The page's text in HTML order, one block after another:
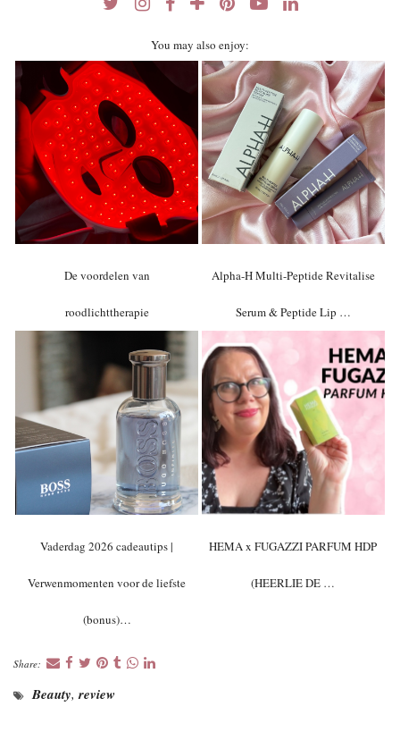
You may also enjoy:
De voordelen van
roodlichttherapie
Alpha-H Multi-Peptide Revitalise
Serum & Peptide Lip …
Vaderdag 2026 cadeautips |
Verwenmomenten voor de liefste
(bonus)…
HEMA x FUGAZZI PARFUM HDP
(HEERLIE DE …
Share:
Beauty,review